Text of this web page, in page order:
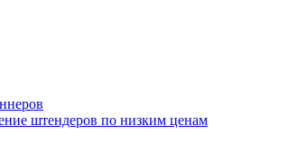
штендеров по низким ценам